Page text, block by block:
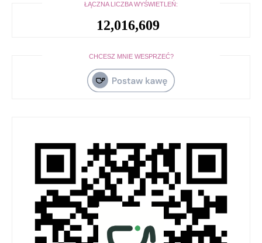
ŁĄCZNA LICZBA WYŚWIETLEŃ:
12,016,609
CHCESZ MNIE WESPRZEĆ?